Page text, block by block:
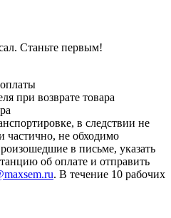
Станьте первым!
при возврате товара
в следствии не
частично, не обходимо
в письме, указать
об оплате и отправить
. В течение 10 рабочих